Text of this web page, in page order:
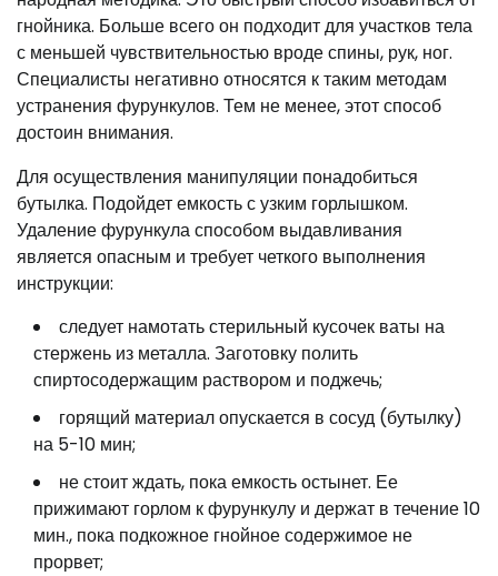
гнойника. Больше всего он подходит для участков тела
с меньшей чувствительностью вроде спины, рук, ног.
Специалисты негативно относятся к таким методам
устранения фурункулов. Тем не менее, этот способ
достоин внимания.
Для осуществления манипуляции понадобиться
бутылка. Подойдет емкость с узким горлышком.
Удаление фурункула способом выдавливания
является опасным и требует четкого выполнения
инструкции:
следует намотать стерильный кусочек ваты на
стержень из металла. Заготовку полить
спиртосодержащим раствором и поджечь;
горящий материал опускается в сосуд (бутылку)
на 5-10 мин;
не стоит ждать, пока емкость остынет. Ее
прижимают горлом к фурункулу и держат в течение 10
мин., пока подкожное гнойное содержимое не
прорвет;